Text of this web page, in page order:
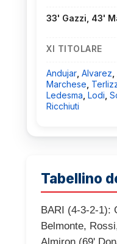
33' Gazzi, 43'
XI TITOLARE
Andujar Alvarez
Marchese
Ledesma Lodi
Ricchiuti
Tabellino
BARI (4-3-2-1):
Belmonte,
Almiron (69'